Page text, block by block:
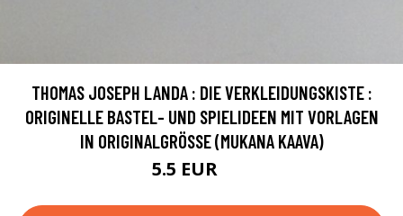
THOMAS JOSEPH LANDA : DIE VERKLEIDUNGSKISTE :
ORIGINELLE BASTEL- UND SPIELIDEEN MIT VORLAGEN
IN ORIGINALGRÖSSE (MUKANA KAAVA)
5.5 EUR